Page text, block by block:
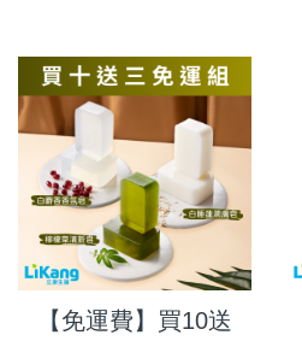
【免運費】買10送